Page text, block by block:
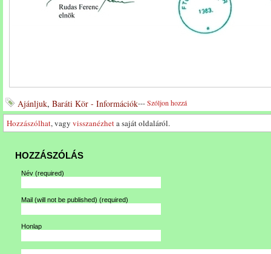
Ajánljuk, Baráti Kör - Információk---Szóljon hozzá
Hozzászólhat, vagy visszanézheta saját oldaláról.
HOZZÁSZÓLÁS
Név (required)
Mail (will not be published) (required)
Honlap